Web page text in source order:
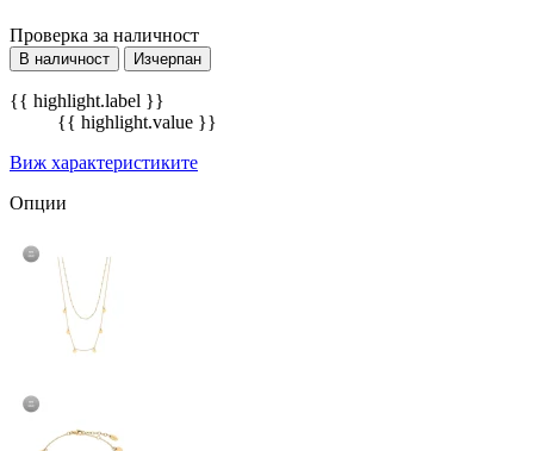
Проверка за наличност
В наличност Изчерпан
{{ highlight.label }}
{{ highlight.value }}
Виж характеристиките
Опции